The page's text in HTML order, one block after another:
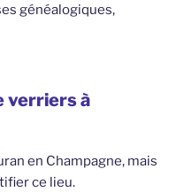
généalogiques,
verriers à
en Champagne, mais
ce lieu.